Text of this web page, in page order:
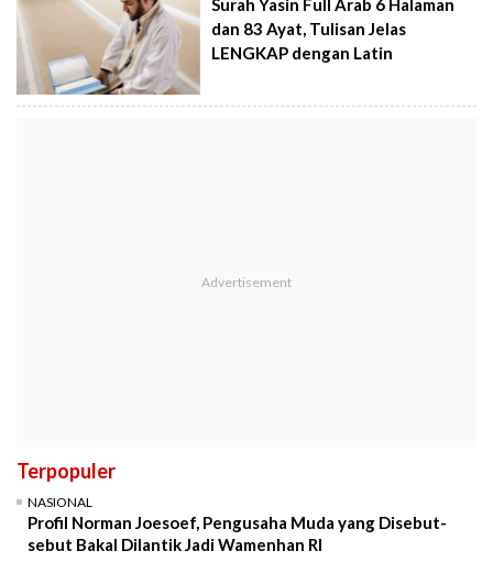
dan 83 Ayat, Tulisan Jelas
LENGKAP dengan Latin
Terpopuler
NASIONAL
Profil Norman Joesoef, Pengusaha Muda yang Disebut-
sebut Bakal Dilantik Jadi Wamenhan RI